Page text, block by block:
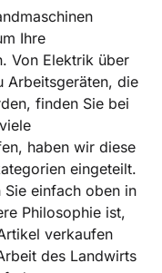
Ihre
Von Elektrik über
Arbeitsgeräten, die
finden Sie bei
haben wir diese
eingeteilt.
einfach oben in
Philosophie ist,
verkaufen
des Landwirts